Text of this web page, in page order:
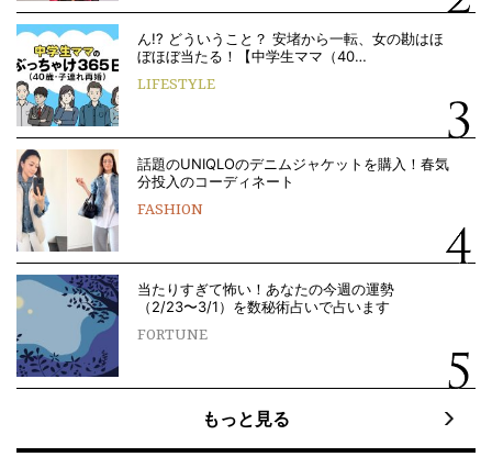
ん!? どういうこと？ 安堵から一転、女の勘はほ
ぼほぼ当たる！【中学生ママ（40…
LIFESTYLE
話題のUNIQLOのデニムジャケットを購入！春気
分投入のコーディネート
FASHION
当たりすぎて怖い！あなたの今週の運勢
（2/23〜3/1）を数秘術占いで占います
FORTUNE
もっと見る